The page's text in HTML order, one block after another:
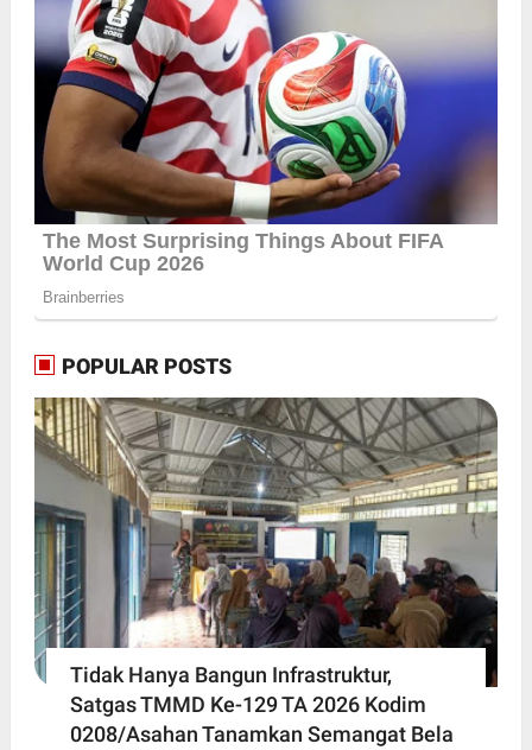
POPULAR POSTS
Tidak Hanya Bangun Infrastruktur,
Satgas TMMD Ke-129 TA 2026 Kodim
0208/Asahan Tanamkan Semangat Bela